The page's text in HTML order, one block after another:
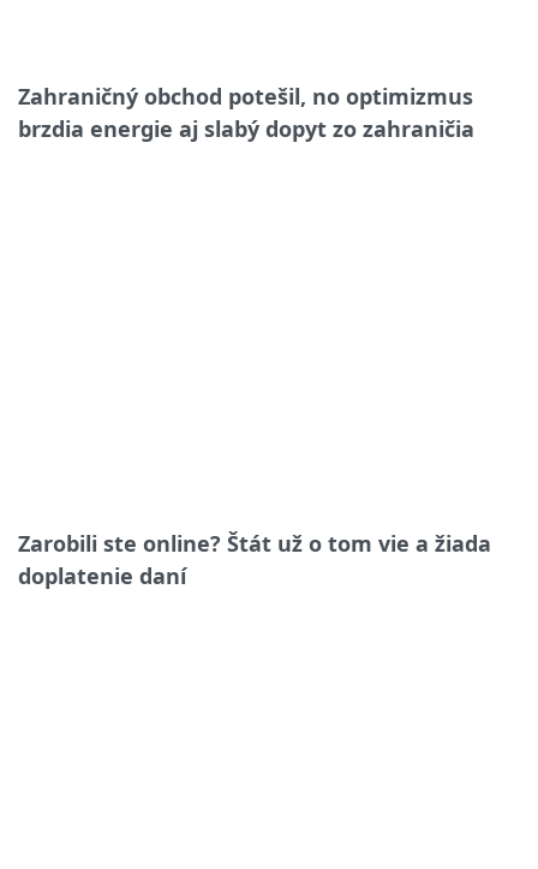
Zahraničný obchod potešil, no optimizmus
brzdia energie aj slabý dopyt zo zahraničia
Zarobili ste online? Štát už o tom vie a žiada
doplatenie daní